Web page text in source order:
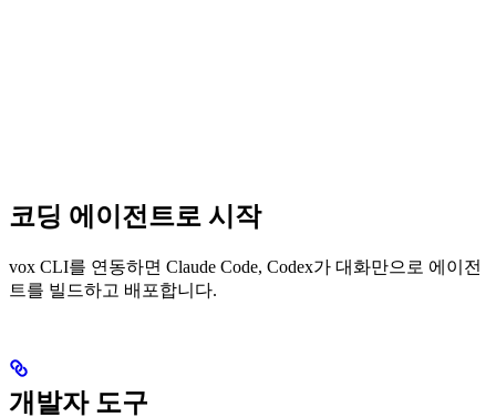
코딩 에이전트로 시작
vox CLI를 연동하면 Claude Code, Codex가 대화만으로 에이전
트를 빌드하고 배포합니다.
개발자 도구